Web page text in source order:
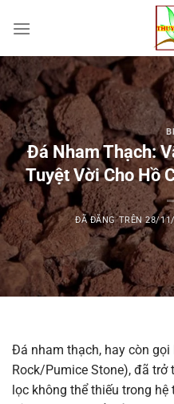
đến
dung
Đá Nham Thạch:
Tuyệt Vời Cho Hồ
ĐÃ ĐĂNG TRÊN28/
Đá nham thạch, hay còn
Rock/Pumice Stone), đã
lọc không thể thiếu trong